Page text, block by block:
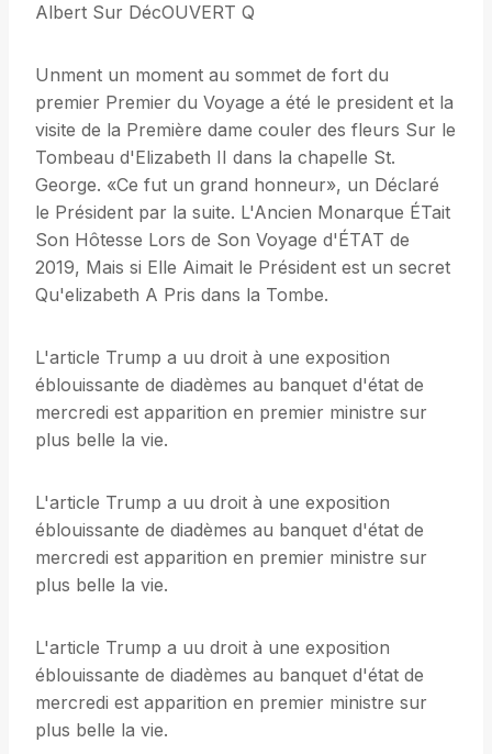
Albert Sur DécOUVERT Q
Unment un moment au sommet de fort du
premier Premier du Voyage a été le president et la
visite de la Première dame couler des fleurs Sur le
Tombeau d'Elizabeth II dans la chapelle St.
George. «Ce fut un grand honneur», un Déclaré
le Président par la suite. L'Ancien Monarque ÉTait
Son Hôtesse Lors de Son Voyage d'ÉTAT de
2019, Mais si Elle Aimait le Président est un secret
Qu'elizabeth A Pris dans la Tombe.
L'article Trump a uu droit à une exposition
éblouissante de diadèmes au banquet d'état de
mercredi est apparition en premier ministre sur
plus belle la vie.
L'article Trump a uu droit à une exposition
éblouissante de diadèmes au banquet d'état de
mercredi est apparition en premier ministre sur
plus belle la vie.
L'article Trump a uu droit à une exposition
éblouissante de diadèmes au banquet d'état de
mercredi est apparition en premier ministre sur
plus belle la vie.